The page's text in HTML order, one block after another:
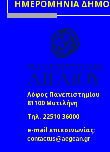
ΗΜΕΡΟΜΗΝΙΑ
Λόφος Πανεπιστημίου
81100 Μυτιλήνη
Τηλ. 22510 36000
e-mail επικοινωνίας:
contactus@aegean.gr